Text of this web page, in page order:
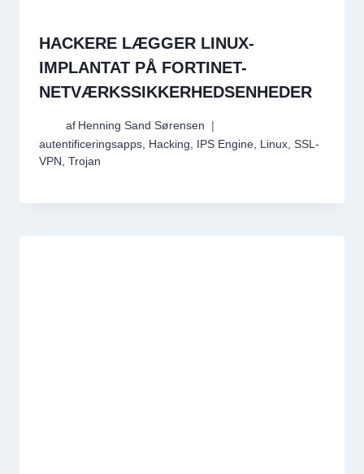
HACKERE LÆGGER LINUX-
IMPLANTAT PÅ FORTINET-
NETVÆRKSSIKKERHEDSENHEDER
af Henning Sand Sørensen
autentificeringsapps
Hacking IPS Engine Linux SSL-
VPN
Trojan